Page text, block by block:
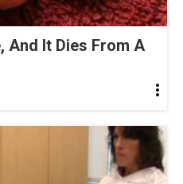
And It Dies From A